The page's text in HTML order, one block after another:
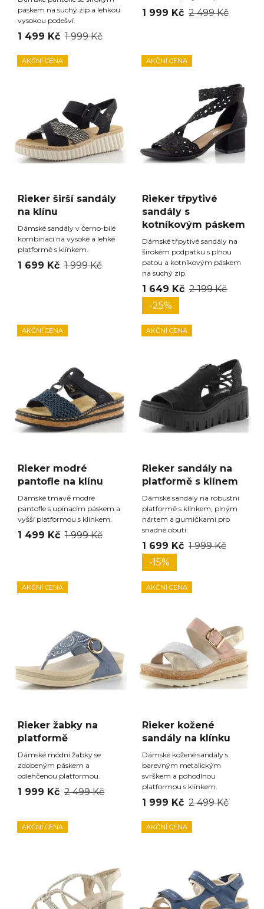
páskem na suchý zip a lehkou
vysokou podešví.
1 499 Kč 1 999 Kč
1 999 Kč 2 499 Kč
AKČNÍ CENA
Rieker širší sandály
na klínu
Dámské sandály v černo-bílé
kombinaci na vysoké a lehké
platformě s klínkem.
1 699 Kč 1 999 Kč
AKČNÍ CENA
Rieker třpytivé
sandály s
kotníkovým páskem
Dámské třpytivé sandály na
širokém podpatku s plnou
patou a kotníkovým páskem
na suchý zip.
1 649 Kč 2 199 Kč
-25%
AKČNÍ CENA
Rieker modré
pantofle na klínu
Dámské tmavě modré
pantofle s upínacím páskem a
vyšší platformou s klínkem.
1 499 Kč 1 999 Kč
AKČNÍ CENA
Rieker sandály na
platformě s klínem
Dámské sandály na robustní
platformě s klínkem, plným
nártem a gumičkami pro
snadné obutí.
1 699 Kč 1 999 Kč
-15%
AKČNÍ CENA
Rieker žabky na
platformě
Dámské módní žabky se
zdobeným páskem a
odlehčenou platformou.
1 999 Kč 2 499 Kč
AKČNÍ CENA
Rieker kožené
sandály na klínku
Dámské kožené sandály s
barevným metalickým
svrškem a pohodlnou
platformou s klínkem.
1 999 Kč 2 499 Kč
AKČNÍ CENA AKČNÍ CENA